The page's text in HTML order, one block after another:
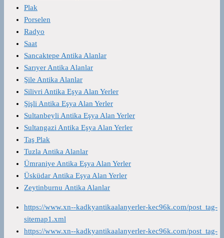
Plak
Porselen
Radyo
Saat
Sancaktepe Antika Alanlar
Sarıyer Antika Alanlar
Şile Antika Alanlar
Silivri Antika Eşya Alan Yerler
Şişli Antika Eşya Alan Yerler
Sultanbeyli Antika Eşya Alan Yerler
Sultangazi Antika Eşya Alan Yerler
Taş Plak
Tuzla Antika Alanlar
Ümraniye Antika Eşya Alan Yerler
Üsküdar Antika Eşya Alan Yerler
Zeytinburnu Antika Alanlar
https://www.xn--kadkyantikaalanyerler-kec96k.com/post_tag-
sitemap1.xml
https://www.xn--kadkyantikaalanyerler-kec96k.com/post_tag-